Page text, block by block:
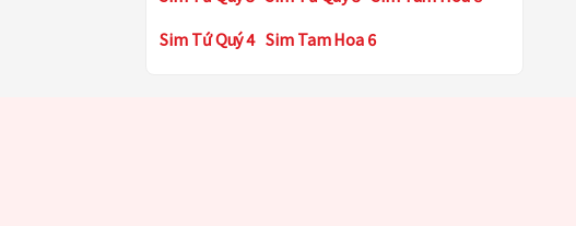
Sim Tứ Quý 4 Sim Tam Hoa 6